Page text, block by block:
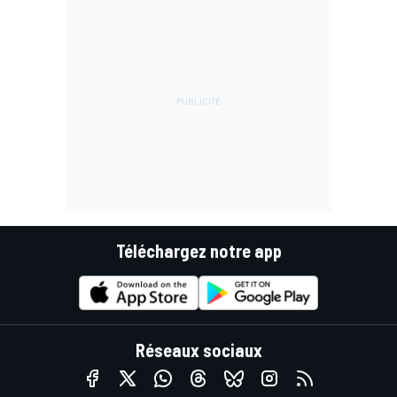
Téléchargez notre app
Réseaux sociaux